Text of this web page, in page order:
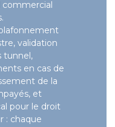
validation
tunnel,
en cas de
de la
et
pour le droit
: chaque